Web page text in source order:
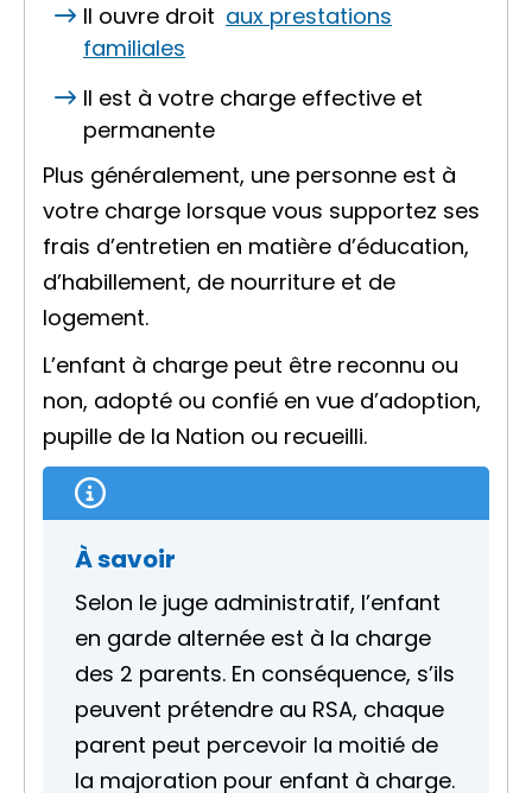
Il ouvre droit aux prestations
familiales
Il est à votre charge effective et
permanente
Plus généralement, une personne est à
votre charge lorsque vous supportez ses
frais d’entretien en matière d’éducation,
d’habillement, de nourriture et de
logement.
L’enfant à charge peut être reconnu ou
non, adopté ou confié en vue d’adoption,
pupille de la Nation ou recueilli.
À savoir
Selon le juge administratif, l’enfant
en garde alternée est à la charge
des 2 parents. En conséquence, s’ils
peuvent prétendre au RSA, chaque
parent peut percevoir la moitié de
la majoration pour enfant à charge.